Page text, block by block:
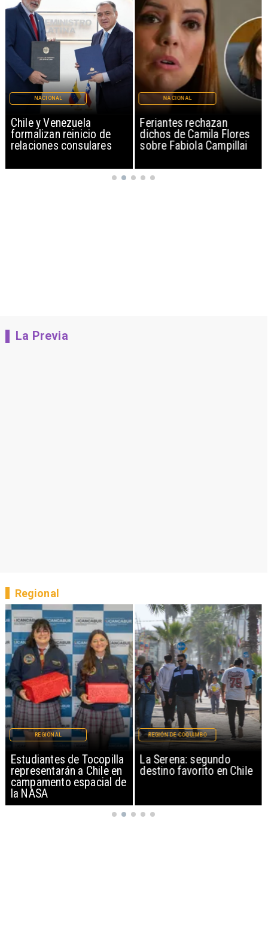
Chile y Venezuela
formalizan reinicio de
relaciones consulares
NACIONAL
Feriantes rechazan
dichos de Camila Flores
sobre Fabiola Campillai
NACIONAL
La Previa
Estudiantes de Tocopilla
representarán a Chile en
campamento espacial de
la NASA
REGIONAL
La Serena: segundo
destino favorito en Chile
REGIÓN DE COQUIMBO
Regional